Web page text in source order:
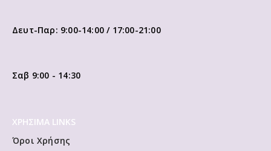
Δευτ-Παρ: 9:00-14:00 / 17:00-21:00
Σαβ 9:00 - 14:30
ΧΡΗΣΙΜΑ LINKS
Όροι Χρήσης